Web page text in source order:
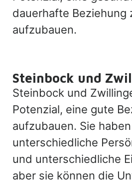
dauerhafte Beziehung
aufzubauen.
Steinbock und
Steinbock und
Potenzial, eine gute
aufzubauen. Sie haben
unterschiedliche
und unterschiedliche
aber sie können die